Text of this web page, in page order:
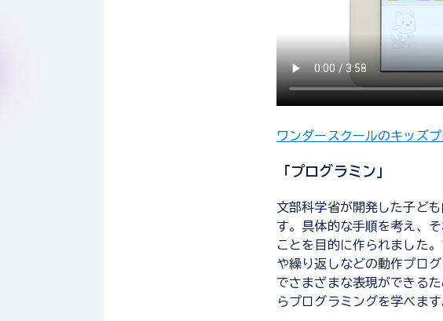
ワンダースクールのキッズ
「プログラミン」
文部科学省が開発した子ど
す。具体的な手順を考え、
ことを目的に作られました
や繰り返しなどの動作プロ
でさまざまな表現ができる
らプログラミングを学べます